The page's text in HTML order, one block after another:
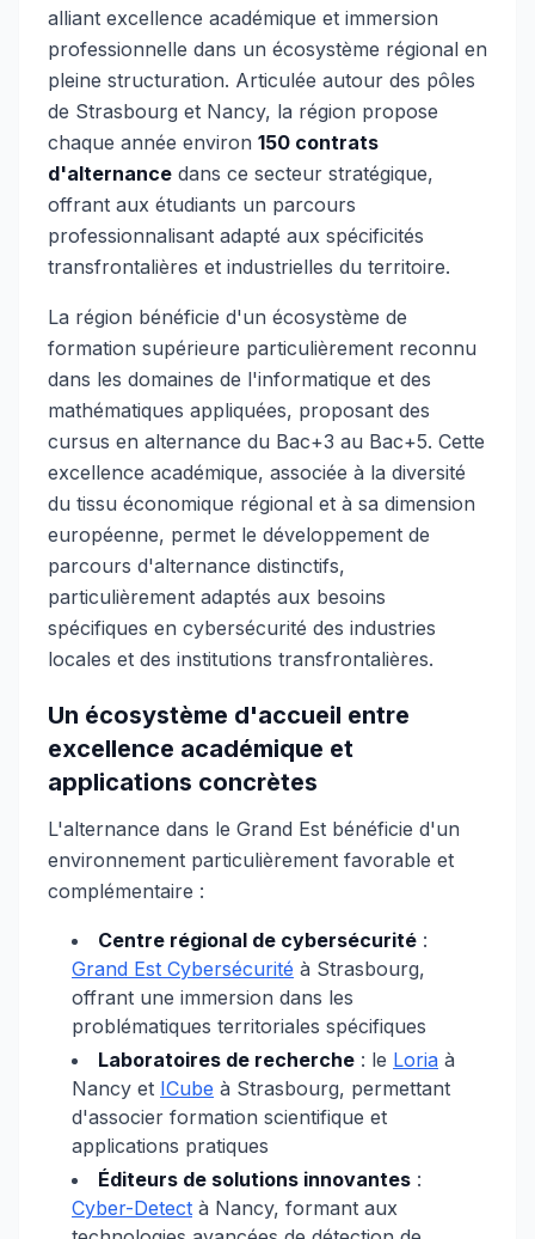
alliant excellence académique et immersion
professionnelle dans un écosystème régional en
pleine structuration. Articulée autour des pôles
de Strasbourg et Nancy, la région propose
chaque année environ 150 contrats
d'alternance dans ce secteur stratégique,
offrant aux étudiants un parcours
professionnalisant adapté aux spécificités
transfrontalières et industrielles du territoire.
La région bénéficie d'un écosystème de
formation supérieure particulièrement reconnu
dans les domaines de l'informatique et des
mathématiques appliquées, proposant des
cursus en alternance du Bac+3 au Bac+5. Cette
excellence académique, associée à la diversité
du tissu économique régional et à sa dimension
européenne, permet le développement de
parcours d'alternance distinctifs,
particulièrement adaptés aux besoins
spécifiques en cybersécurité des industries
locales et des institutions transfrontalières.
Un écosystème d'accueil entre
excellence académique et
applications concrètes
L'alternance dans le Grand Est bénéficie d'un
environnement particulièrement favorable et
complémentaire :
Centre régional de cybersécurité :
Grand Est Cybersécurité à Strasbourg,
offrant une immersion dans les
problématiques territoriales spécifiques
Laboratoires de recherche : le Loria à
Nancy et ICube à Strasbourg, permettant
d'associer formation scientifique et
applications pratiques
Éditeurs de solutions innovantes :
Cyber-Detect à Nancy, formant aux